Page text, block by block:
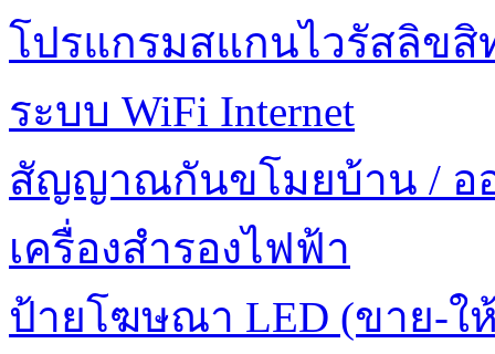
โปรแกรมสแกนไวรัสลิข
ระบบ WiFi Internet
สัญญาณกันขโมยบ้าน / อ
เครื่องสำรองไฟฟ้า
ป้ายโฆษณา LED (ขาย-ใ